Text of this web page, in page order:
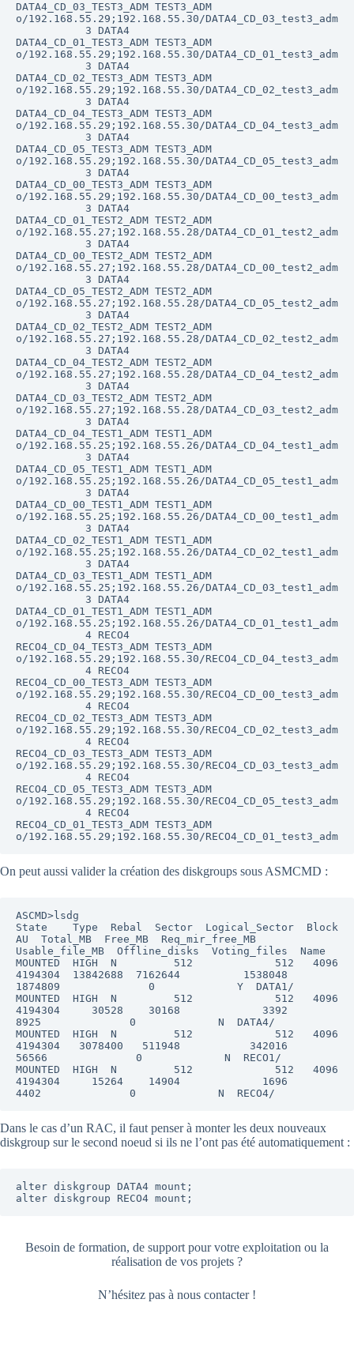
DATA4_CD_03_TEST3_ADM TEST3_ADM
o/192.168.55.29;192.168.55.30/DATA4_CD_03_test3_adm
DATA4_CD_01_TEST3_ADM TEST3_ADM
o/192.168.55.29;192.168.55.30/DATA4_CD_01_test3_adm
DATA4_CD_02_TEST3_ADM TEST3_ADM
o/192.168.55.29;192.168.55.30/DATA4_CD_02_test3_adm
DATA4_CD_04_TEST3_ADM TEST3_ADM
o/192.168.55.29;192.168.55.30/DATA4_CD_04_test3_adm
DATA4_CD_05_TEST3_ADM TEST3_ADM
o/192.168.55.29;192.168.55.30/DATA4_CD_05_test3_adm
DATA4_CD_00_TEST3_ADM TEST3_ADM
o/192.168.55.29;192.168.55.30/DATA4_CD_00_test3_adm
DATA4_CD_01_TEST2_ADM TEST2_ADM
o/192.168.55.27;192.168.55.28/DATA4_CD_01_test2_adm
DATA4_CD_00_TEST2_ADM TEST2_ADM
o/192.168.55.27;192.168.55.28/DATA4_CD_00_test2_adm
DATA4_CD_05_TEST2_ADM TEST2_ADM
o/192.168.55.27;192.168.55.28/DATA4_CD_05_test2_adm
DATA4_CD_02_TEST2_ADM TEST2_ADM
o/192.168.55.27;192.168.55.28/DATA4_CD_02_test2_adm
DATA4_CD_04_TEST2_ADM TEST2_ADM
o/192.168.55.27;192.168.55.28/DATA4_CD_04_test2_adm
DATA4_CD_03_TEST2_ADM TEST2_ADM
o/192.168.55.27;192.168.55.28/DATA4_CD_03_test2_adm
DATA4_CD_04_TEST1_ADM TEST1_ADM
o/192.168.55.25;192.168.55.26/DATA4_CD_04_test1_adm
DATA4_CD_05_TEST1_ADM TEST1_ADM
o/192.168.55.25;192.168.55.26/DATA4_CD_05_test1_adm
DATA4_CD_00_TEST1_ADM TEST1_ADM
o/192.168.55.25;192.168.55.26/DATA4_CD_00_test1_adm
DATA4_CD_02_TEST1_ADM TEST1_ADM
o/192.168.55.25;192.168.55.26/DATA4_CD_02_test1_adm
DATA4_CD_03_TEST1_ADM TEST1_ADM
o/192.168.55.25;192.168.55.26/DATA4_CD_03_test1_adm
DATA4_CD_01_TEST1_ADM TEST1_ADM
o/192.168.55.25;192.168.55.26/DATA4_CD_01_test1_adm
RECO4_CD_04_TEST3_ADM TEST3_ADM
o/192.168.55.29;192.168.55.30/RECO4_CD_04_test3_adm
RECO4_CD_00_TEST3_ADM TEST3_ADM
o/192.168.55.29;192.168.55.30/RECO4_CD_00_test3_adm
RECO4_CD_02_TEST3_ADM TEST3_ADM
o/192.168.55.29;192.168.55.30/RECO4_CD_02_test3_adm
RECO4_CD_03_TEST3_ADM TEST3_ADM
o/192.168.55.29;192.168.55.30/RECO4_CD_03_test3_adm
RECO4_CD_05_TEST3_ADM TEST3_ADM
o/192.168.55.29;192.168.55.30/RECO4_CD_05_test3_adm
RECO4_CD_01_TEST3_ADM TEST3_ADM
On peut aussi valider la création des diskgroups sous ASMCMD :
ASCMD>lsdg
State    Type  Rebal  Sector  Logical_Sector  Block
AU  Total_MB  Free_MB  Req_mir_free_MB
Usable_file_MB  Offline_disks  Voting_files  Name
MOUNTED  HIGH  N         512             512   4096
4194304  13842688  7162644          1538048
1874809              0             Y  DATA1/
MOUNTED  HIGH  N         512             512   4096
4194304     30528    30168             3392
8925              0             N  DATA4/
MOUNTED  HIGH  N         512             512   4096
4194304   3078400   511948           342016
56566              0             N  RECO1/
MOUNTED  HIGH  N         512             512   4096
4194304     15264    14904             1696
Dans le cas d’un RAC, il faut penser à monter les deux nouveaux
diskgroup sur le second noeud si ils ne l’ont pas été automatiquement :
alter diskgroup DATA4 mount;
alter diskgroup RECO4 mount;
Besoin de formation, de support pour votre exploitation ou la
réalisation de vos projets ?
N’hésitez pas à nous contacter !